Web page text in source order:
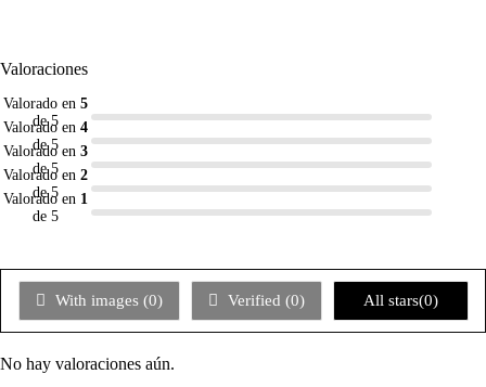
Valoraciones
Valorado en 5
de 5
Valorado en 4
de 5
Valorado en 3
de 5
Valorado en 2
de 5
Valorado en 1
de 5
With images (0) Verified (0) All stars(0)
No hay valoraciones aún.